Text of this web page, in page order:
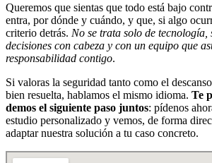
Queremos que sientas que todo está bajo
entra, por dónde y cuándo, y que, si algo
criterio detrás. No se trata solo de tecnología,
decisiones con cabeza y con un equipo que
responsabilidad contigo.
Si valoras la seguridad tanto como el
bien resuelta, hablamos el mismo idioma. Te
demos el siguiente paso juntos: pídenos
estudio personalizado y vemos, de forma
adaptar nuestra solución a tu caso concreto.